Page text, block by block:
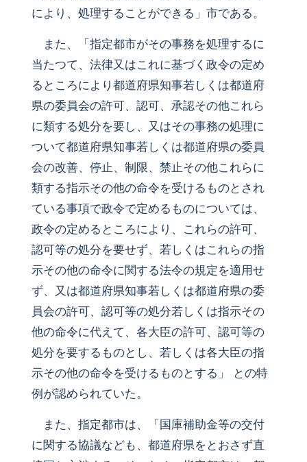
により、処理することができる」市である。
また、「指定都市がその事務を処理するに
当たつて、法律又はこれに基づく政令の定め
るところにより都道府県知事若しくは都道府
県の委員会の許可、認可、承認その他これら
に類する処分を要し、又はその事務の処理に
ついて都道府県知事若しくは都道府県の委員
会の改善、停止、制限、禁止その他これらに
類する指示その他の命令を受けるものとされ
ている事項で政令で定めるものについては、
政令の定めるところにより、これらの許可、
認可等の処分を要せず、若しくはこれらの指
示その他の命令に関する法令の規定を適用せ
ず、又は都道府県知事若しくは都道府県の委
員会の許可、認可等の処分若しくは指示その
他の命令に代えて、各大臣の許可、認可等の
処分を要するものとし、若しくは各大臣の指
示その他の命令を受けるものとする」 との特
例が認められていた。
また、指定都市は、「国庫補助金等の交付
に関する協議なども、都道府県をとおさず直